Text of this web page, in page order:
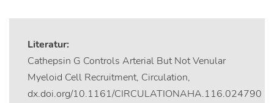
Literatur:
Cathepsin G Controls Arterial But Not Venular
Myeloid Cell Recruitment, Circulation,
dx.doi.org/10.1161/CIRCULATIONAHA.116.024790